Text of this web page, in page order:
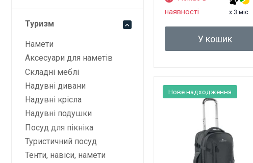
Туризм
Намети
Аксесуари для наметів
Складні меблі
Надувні дивани
Надувні крісла
Надувні подушки
Посуд для пікніка
Туристичний посуд
Тенти, навіси, намети
наявності
x 3 міс.
У кошик
Нове надходження
Ці